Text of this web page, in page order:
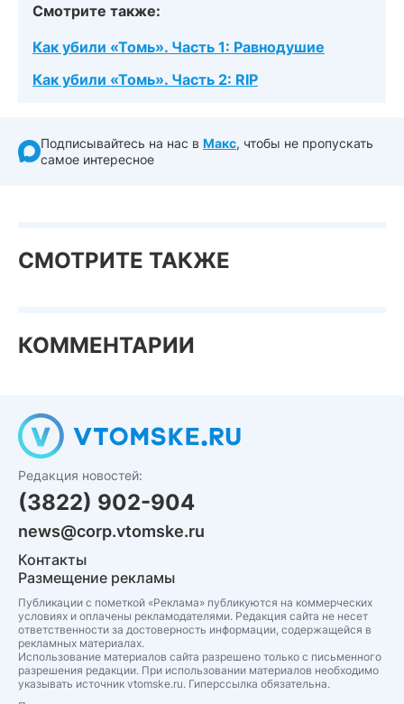
Смотрите также:
Как убили «Томь». Часть 1: Равнодушие
Как убили «Томь». Часть 2: RIP
Подписывайтесь на нас в Макс, чтобы не пропускать
самое интересное
СМОТРИТЕ ТАКЖЕ
КОММЕНТАРИИ
Редакция новостей:
(3822) 902-904
news@corp.vtomske.ru
Контакты
Размещение рекламы
Публикации с пометкой «Реклама» публикуются на коммерческих
условиях и оплачены рекламодателями. Редакция сайта не несет
ответственности за достоверность информации, содержащейся в
рекламных материалах.
Использование материалов сайта разрешено только с письменного
разрешения редакции. При использовании материалов необходимо
указывать источник vtomske.ru. Гиперссылка обязательна.